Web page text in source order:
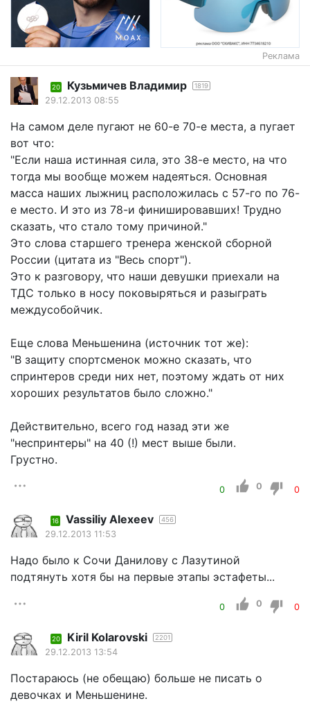
Реклама
20 Кузьмичев Владимир 1819
29.12.2013 08:55
На самом деле пугают не 60-е 70-е места, а пугает
вот что:
"Если наша истинная сила, это 38-е место, на что
тогда мы вообще можем надеяться. Основная
масса наших лыжниц расположилась с 57-го по 76-
е место. И это из 78-и финишировавших! Трудно
сказать, что стало тому причиной."
Это слова старшего тренера женской сборной
России (цитата из "Весь спорт").
Это к разговору, что наши девушки приехали на
ТДС только в носу поковыряться и разыграть
междусобойчик.
Еще слова Меньшенина (источник тот же):
"В защиту спортсменок можно сказать, что
спринтеров среди них нет, поэтому ждать от них
хороших результатов было сложно."
Действительно, всего год назад эти же
"неспринтеры" на 40 (!) мест выше были.
Грустно.
0 0 0
16 Vassiliy Alexeev 456
29.12.2013 11:53
Надо было к Сочи Данилову с Лазутиной
подтянуть хотя бы на первые этапы эстафеты...
0 0 0
20 Kiril Kolarovski 2201
29.12.2013 13:54
Постараюсь (не обещаю) больше не писать о
девочках и Меньшенине.